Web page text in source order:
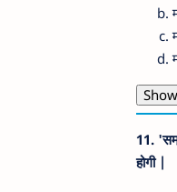
11.
होगी |